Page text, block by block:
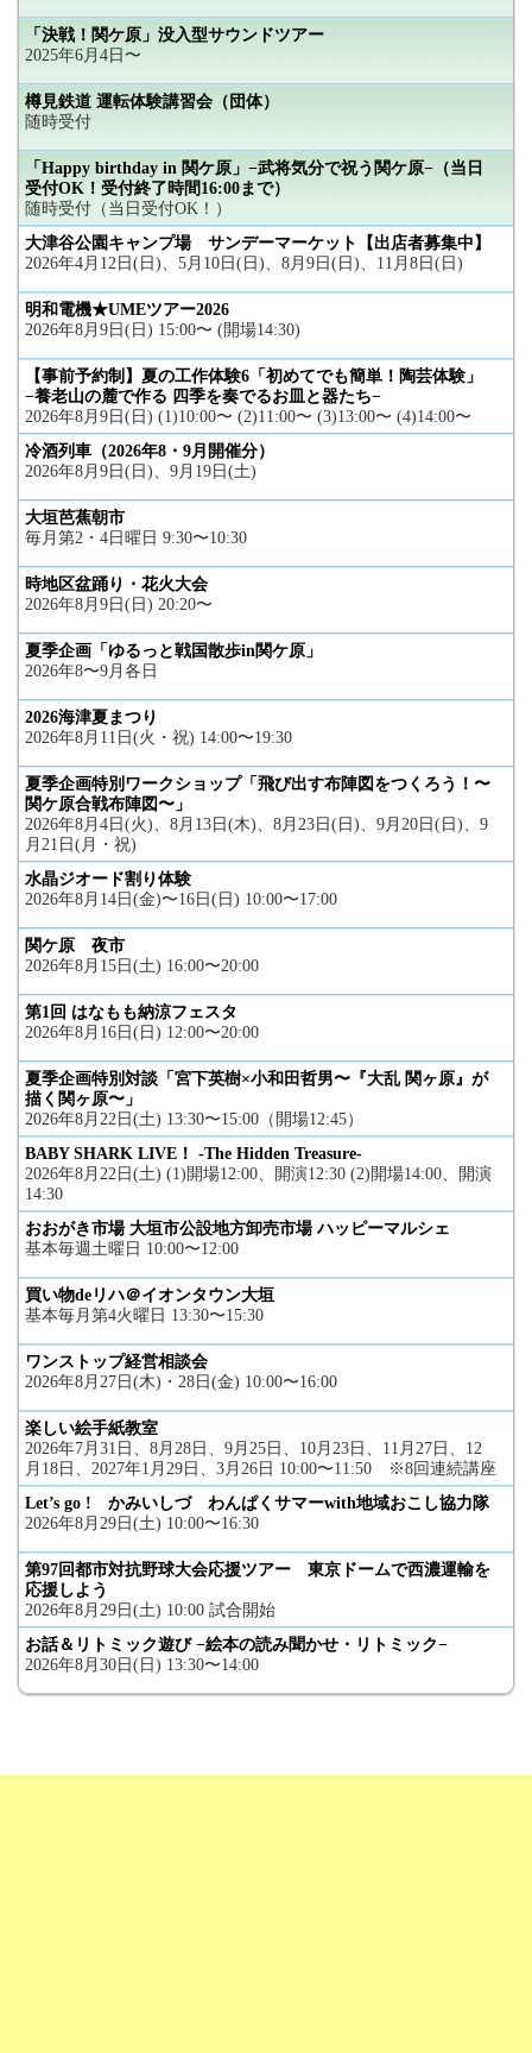
「決戦！関ケ原」没入型サウンドツアー
2025年6月4日〜
樽見鉄道 運転体験講習会（団体）
随時受付
「Happy birthday in 関ケ原」−武将気分で祝う関ケ原−（当日
受付OK！受付終了時間16:00まで）
随時受付（当日受付OK！）
大津谷公園キャンプ場 サンデーマーケット【出店者募集中】
2026年4月12日(日)、5月10日(日)、8月9日(日)、11月8日(日)
明和電機★UMEツアー2026
2026年8月9日(日) 15:00〜 (開場14:30)
【事前予約制】夏の工作体験6「初めてでも簡単！陶芸体験」
−養老山の麓で作る 四季を奏でるお皿と器たち−
2026年8月9日(日) (1)10:00〜 (2)11:00〜 (3)13:00〜 (4)14:00〜
冷酒列車（2026年8・9月開催分）
2026年8月9日(日)、9月19日(土)
大垣芭蕉朝市
毎月第2・4日曜日 9:30〜10:30
時地区盆踊り・花火大会
2026年8月9日(日) 20:20〜
夏季企画「ゆるっと戦国散歩in関ケ原」
2026年8〜9月各日
2026海津夏まつり
2026年8月11日(火・祝) 14:00〜19:30
夏季企画特別ワークショップ「飛び出す布陣図をつくろう！〜
関ケ原合戦布陣図〜」
2026年8月4日(火)、8月13日(木)、8月23日(日)、9月20日(日)、9
月21日(月・祝)
水晶ジオード割り体験
2026年8月14日(金)〜16日(日) 10:00〜17:00
関ケ原 夜市
2026年8月15日(土) 16:00〜20:00
第1回 はなもも納涼フェスタ
2026年8月16日(日) 12:00〜20:00
夏季企画特別対談「宮下英樹×小和田哲男〜『大乱 関ヶ原』が
描く関ヶ原〜」
2026年8月22日(土) 13:30〜15:00（開場12:45）
BABY SHARK LIVE！ -The Hidden Treasure-
2026年8月22日(土) (1)開場12:00、開演12:30 (2)開場14:00、開演
14:30
おおがき市場 大垣市公設地方卸売市場 ハッピーマルシェ
基本毎週土曜日 10:00〜12:00
買い物deリハ＠イオンタウン大垣
基本毎月第4火曜日 13:30〜15:30
ワンストップ経営相談会
2026年8月27日(木)・28日(金) 10:00〜16:00
楽しい絵手紙教室
2026年7月31日、8月28日、9月25日、10月23日、11月27日、12
月18日、2027年1月29日、3月26日 10:00〜11:50 ※8回連続講座
Let’s go ! かみいしづ わんぱくサマーwith地域おこし協力隊
2026年8月29日(土) 10:00〜16:30
第97回都市対抗野球大会応援ツアー 東京ドームで西濃運輸を
応援しよう
2026年8月29日(土) 10:00 試合開始
お話＆リトミック遊び −絵本の読み聞かせ・リトミック−
2026年8月30日(日) 13:30〜14:00